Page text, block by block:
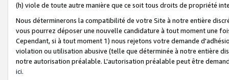
(h) viole de toute autre manière que ce soit tous droits de propriété
Nous déterminerons la compatibilité de votre Site à notre entière
vous pourrez déposer une nouvelle candidature à tout moment une
Cependant, si à tout moment 1) nous rejetons votre demande
violation ou utilisation abusive (telle que déterminée à notre entière
notre autorisation préalable. L'autorisation préalable peut être
ici.